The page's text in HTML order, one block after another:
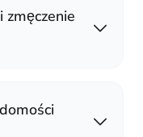
zmęczenie